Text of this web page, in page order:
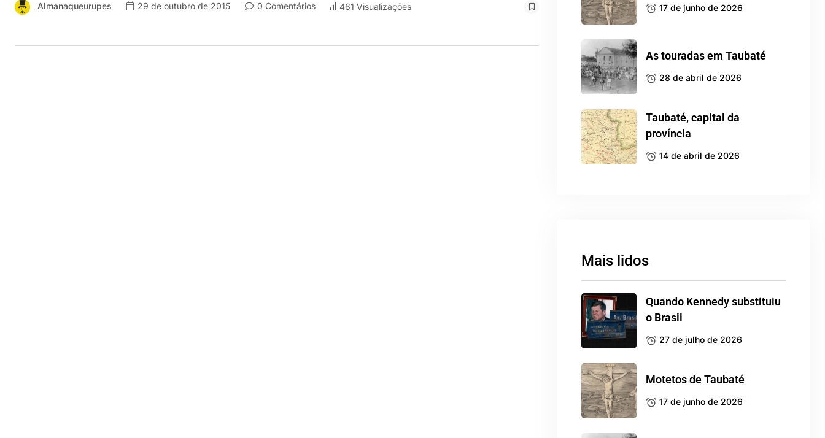
Almanaqueurupes 29 de outubro de 2015 0 Comentários 461 Visualizações 17 de junho de 2026
As touradas em Taubaté
28 de abril de 2026
Taubaté, capital da
província
14 de abril de 2026
Mais lidos
Quando Kennedy substituiu
o Brasil
27 de julho de 2026
Motetos de Taubaté
17 de junho de 2026